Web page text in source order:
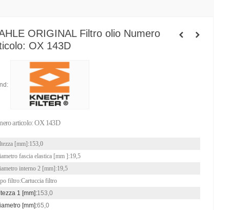
ORIGINAL Filtro olio Numero
OX 143D
articolo:OX 143D
[mm]:153,0
fascia elastica [mm ]:19,5
interno 2 [mm]:19,5
filtro:Cartuccia filtro
1 [mm]:153,0
[mm]:65,0